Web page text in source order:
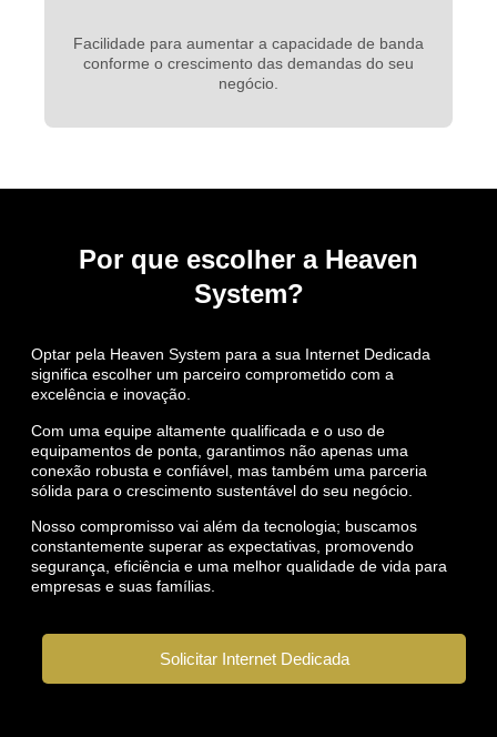
Facilidade para aumentar a capacidade de banda
conforme o crescimento das demandas do seu
negócio.
Por que escolher a Heaven
System?
Optar pela Heaven System para a sua Internet Dedicada
significa escolher um parceiro comprometido com a
excelência e inovação.
Com uma equipe altamente qualificada e o uso de
equipamentos de ponta, garantimos não apenas uma
conexão robusta e confiável, mas também uma parceria
sólida para o crescimento sustentável do seu negócio.
Nosso compromisso vai além da tecnologia; buscamos
constantemente superar as expectativas, promovendo
segurança, eficiência e uma melhor qualidade de vida para
empresas e suas famílias.
Solicitar Internet Dedicada